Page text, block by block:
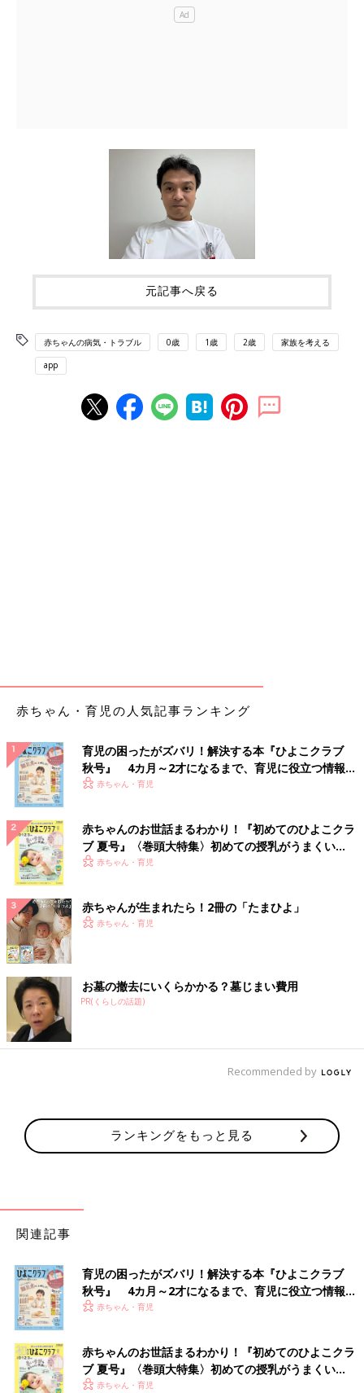
元記事へ戻る
赤ちゃんの病気・トラブル 0歳 1歳 2歳 家族を考える
app
赤ちゃん・育児の人気記事ランキング
育児の困ったがズバリ！解決する本『ひよこクラブ
秋号』 4カ月～2才になるまで、育児に役立つ情報が
いっぱい！
赤ちゃん・育児
赤ちゃんのお世話まるわかり！『初めてのひよこクラ
ブ 夏号』〈巻頭大特集〉初めての授乳がうまくい
く！ おっぱい・ミルクの基本と夏のトラブル 解決テ
赤ちゃん・育児
赤ちゃんが生まれたら！2冊の「たまひよ」
赤ちゃん・育児
お墓の撤去にいくらかかる？墓じまい費用
PR(くらしの話題)
Recommended by
ランキングをもっと見る
関連記事
育児の困ったがズバリ！解決する本『ひよこクラブ
秋号』 4カ月～2才になるまで、育児に役立つ情報が
いっぱい！
赤ちゃん・育児
赤ちゃんのお世話まるわかり！『初めてのひよこクラ
ブ 夏号』〈巻頭大特集〉初めての授乳がうまくい
く！ おっぱい・ミルクの基本と夏のトラブル 解決テ
赤ちゃん・育児